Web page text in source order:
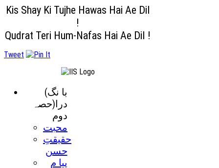
Kis Shay Ki Tujhe Hawas Hai Ae Dil
!
Qudrat Teri Hum-Nafas Hai Ae Dil !
Tweet
(با نگ
درا(حصہ
دوم
محبت
حقيقتِ
حسن
پيا م